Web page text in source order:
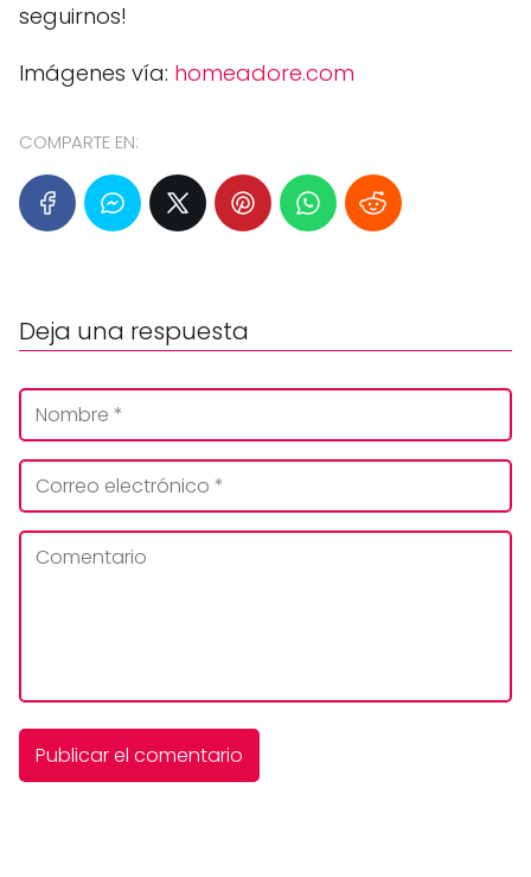
seguirnos!
Imágenes vía: homeadore.com
COMPARTE EN:
Deja una respuesta